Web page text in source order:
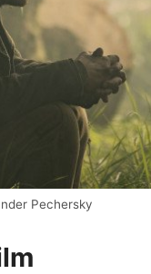
Pechersky